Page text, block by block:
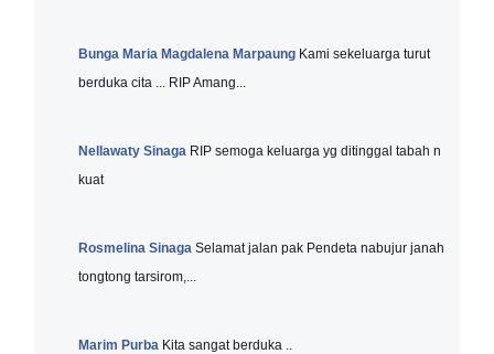
Bunga Maria Magdalena Marpaung Kami sekeluarga turut
berduka cita ... RIP Amang...
Nellawaty Sinaga RIP semoga keluarga yg ditinggal tabah n
kuat
Rosmelina Sinaga Selamat jalan pak Pendeta nabujur janah
tongtong tarsirom,...
Marim Purba Kita sangat berduka ..